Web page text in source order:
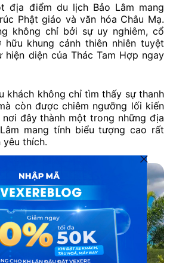
địa điểm du lịch Bảo Lâm mang
Phật giáo và văn hóa Châu Mạ.
không chỉ bởi sự uy nghiêm, cổ
khung cảnh thiên nhiên tuyệt
diện của Thác Tam Hợp ngay
khách không chỉ tìm thấy sự thanh
còn được chiêm ngưỡng lối kiến
đây thành một trong những địa
mang tính biểu tượng cao rất
thích.